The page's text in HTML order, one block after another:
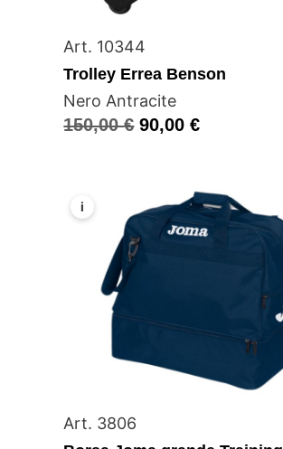
Art. 10344
Trolley Errea Benson
Nero Antracite
150,00€ 90,00€
i
Art. 3806